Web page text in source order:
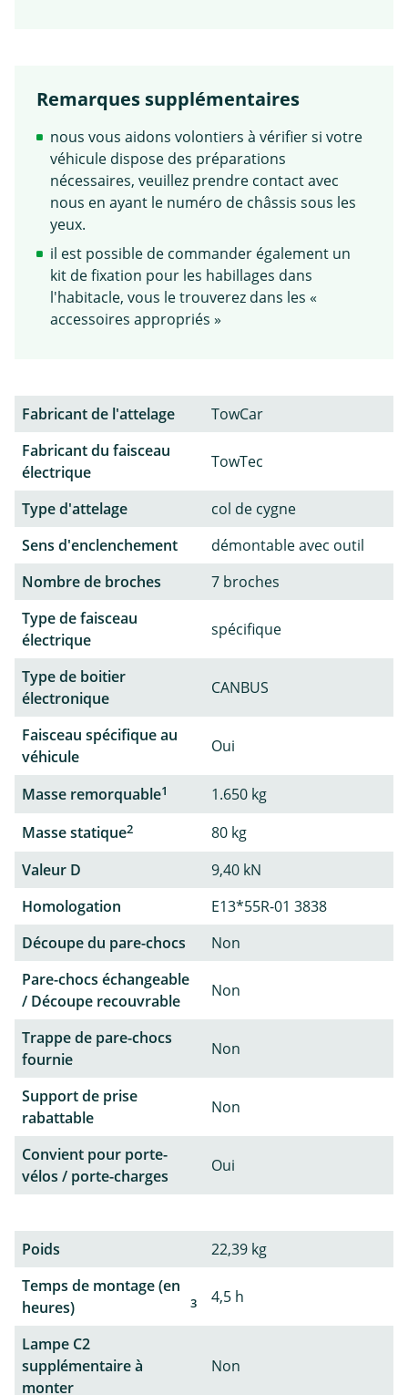
Remarques supplémentaires
nous vous aidons volontiers à vérifier si votre
véhicule dispose des préparations
nécessaires, veuillez prendre contact avec
nous en ayant le numéro de châssis sous les
yeux.
il est possible de commander également un
kit de fixation pour les habillages dans
l'habitacle, vous le trouverez dans les «
accessoires appropriés »
Fabricant de l'attelage
TowCar
Fabricant du faisceau
électrique
TowTec
Type d'attelage
col de cygne
Sens d'enclenchement
démontable avec outil
Nombre de broches
7 broches
Type de faisceau
électrique
spécifique
Type de boitier
électronique
CANBUS
Faisceau spécifique au
véhicule
Oui
Masse remorquable1
1.650 kg
Masse statique2
80 kg
Valeur D
9,40 kN
Homologation
E13*55R-01 3838
Découpe du pare-chocs
Non
Pare-chocs échangeable
/ Découpe recouvrable
Non
Trappe de pare-chocs
fournie
Non
Support de prise
rabattable
Non
Convient pour porte-
vélos / porte-charges
Oui
Poids
22,39 kg
Temps de montage (en
heures)
3 4,5 h
Lampe C2
supplémentaire à
monter
Non